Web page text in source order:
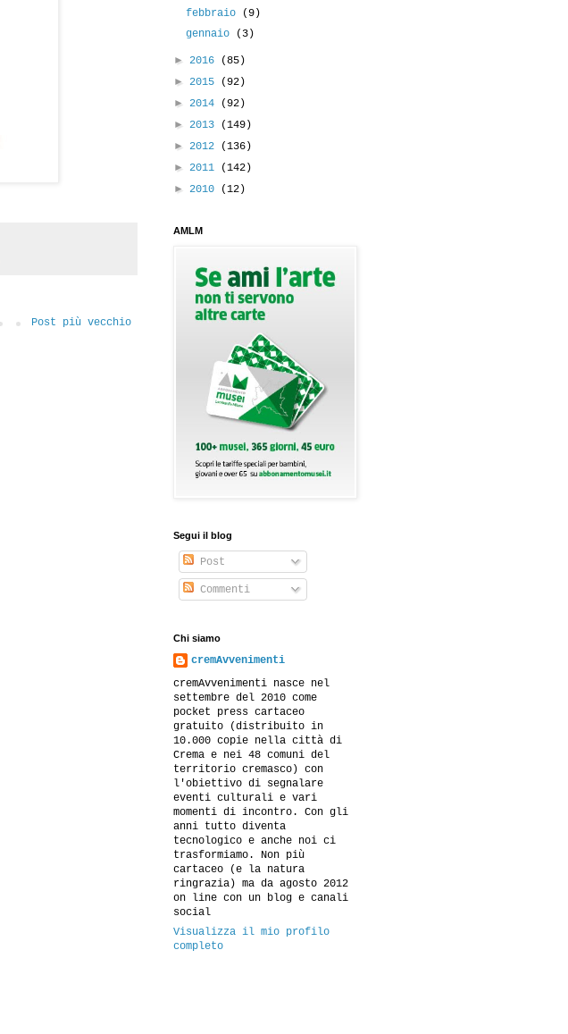
Post più vecchio
febbraio
(9)
gennaio
(3)
► 2016
(85)
► 2015
(92)
► 2014
(92)
► 2013
(149)
► 2012
(136)
► 2011
(142)
► 2010 (12)
AMLM
Segui il blog
Post
Commenti
Chi siamo
cremAvvenimenti
cremAvvenimenti nasce nel
settembre del 2010 come
pocket press cartaceo
gratuito (distribuito in
10.000 copie nella città di
Crema e nei 48 comuni del
territorio cremasco) con
l'obiettivo di segnalare
eventi culturali e vari
momenti di incontro. Con gli
anni tutto diventa
tecnologico e anche noi ci
trasformiamo. Non più
cartaceo (e la natura
ringrazia) ma da agosto 2012
on line con un blog e canali
social
Visualizza il mio profilo
completo